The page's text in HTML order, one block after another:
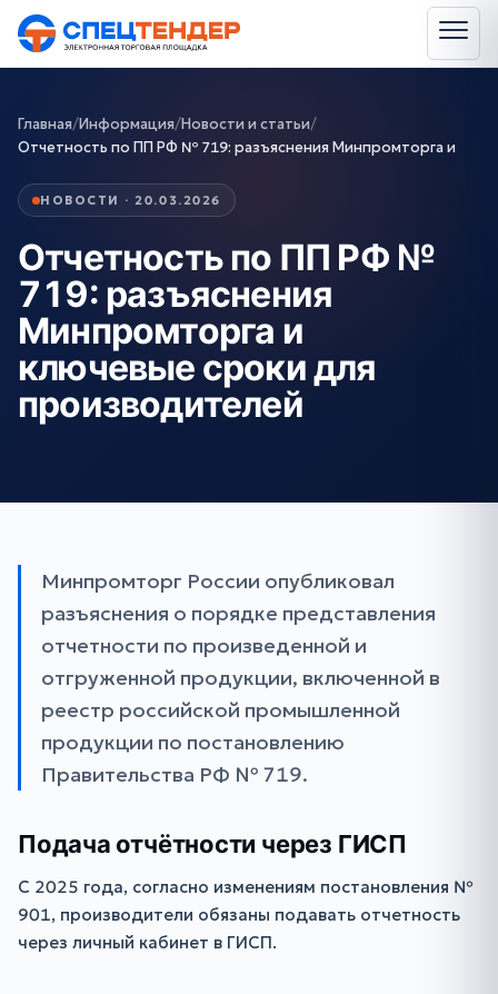
Главная/Информация/Новости и статьи/
Отчетность по ПП РФ № 719: разъяснения Минпромторга и
НОВОСТИ · 20.03.2026
Отчетность по ПП РФ №
719: разъяснения
Минпромторга и
ключевые сроки для
производителей
Минпромторг России опубликовал
разъяснения о порядке представления
отчетности по произведенной и
отгруженной продукции, включенной в
реестр российской промышленной
продукции по постановлению
Правительства РФ № 719.
Подача отчётности через ГИСП
С 2025 года, согласно изменениям постановления №
901, производители обязаны подавать отчетность
через личный кабинет в ГИСП.